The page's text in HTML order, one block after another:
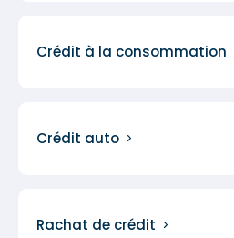
Crédit à la consommation
Crédit auto
Rachat de crédit